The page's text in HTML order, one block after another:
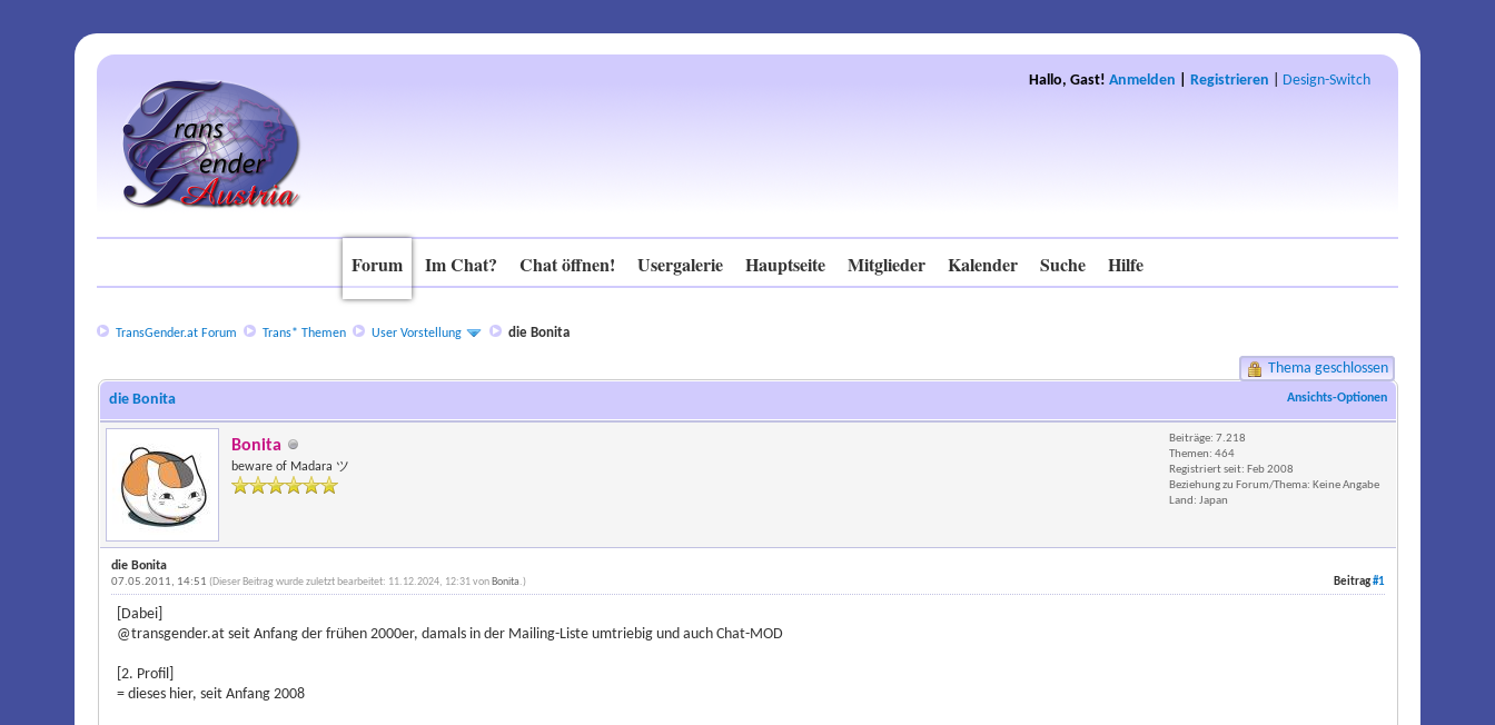
Hallo, Gast! Anmelden Registrieren Design-Switch
Forum Im Chat? Chat öffnen! Usergalerie Hauptseite Mitglieder Kalender Suche Hilfe
TransGender.at Forum Trans* Themen User Vorstellung die Bonita
Thema geschlossen
Ansichts-Optionen
die Bonita
Bonita
beware of Madara ツ
Beiträge: 7.218
Themen: 464
Registriert seit: Feb 2008
Beziehung zu Forum/Thema: Keine Angabe
Land: Japan
die Bonita
Beitrag#1
07.05.2011, 14:51 (Dieser Beitrag wurde zuletzt bearbeitet: 11.12.2024, 12:31 vonBonita.)
[Dabei]
@transgender.at seit Anfang der frühen 2000er, damals in der Mailing-Liste umtriebig und auch Chat-MOD
[2. Profil]
= dieses hier, seit Anfang 2008